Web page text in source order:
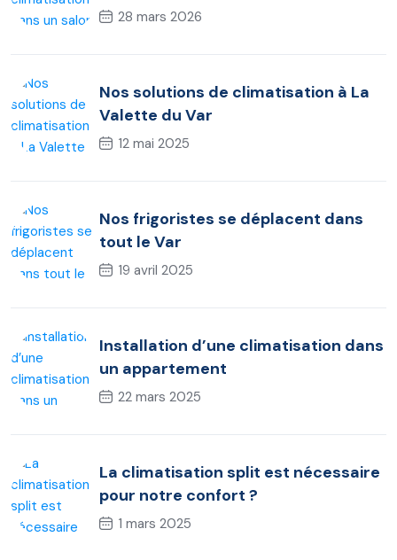
28 mars 2026
Nos solutions de climatisation à La
Valette du Var
12 mai 2025
Nos frigoristes se déplacent dans
tout le Var
19 avril 2025
Installation d’une climatisation dans
un appartement
22 mars 2025
La climatisation split est nécessaire
pour notre confort ?
1 mars 2025